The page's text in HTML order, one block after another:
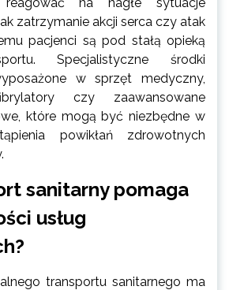
zatrzymanie akcji serca czy atak
pacjenci są pod stałą opieką
Specjalistyczne środki
w sprzęt medyczny,
czy zaawansowane
które mogą być niezbędne w
powikłań zdrowotnych
sanitarny pomaga
usług
transportu sanitarnego ma